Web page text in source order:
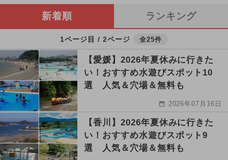
新着順 ランキング
1ページ目 / 2ページ 全25件
【愛媛】2026年夏休みに行きた
い！おすすめ水遊びスポット10
選 人気＆穴場＆無料も
2026年07月16日
【香川】2026年夏休みに行きた
い！おすすめ水遊びスポット9
選 人気＆穴場＆無料も